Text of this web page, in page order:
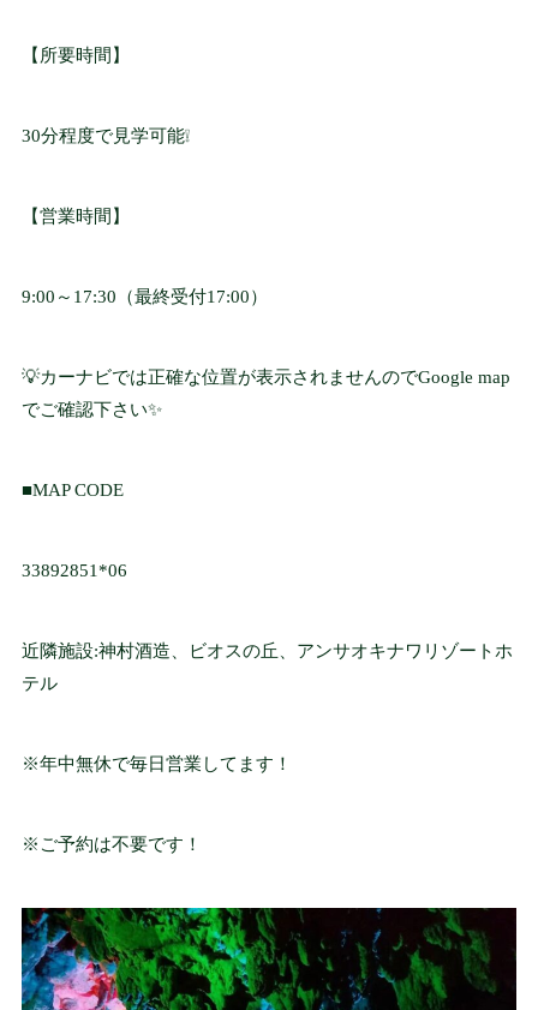
ン
NEWS
会社概要
COMPANY
お問い合わせ
ケイブマスコット
【所要時間】
30分程度で見学可能❕
【営業時間】
9:00～17:30（最終受付17:00）
💡カーナビでは正確な位置が表示されませんのでGoogle map
でご確認下さい✨
■MAP CODE
33892851*06
近隣施設:神村酒造、ビオスの丘、アンサオキナワリゾートホ
テル
※年中無休で毎日営業してます！
※ご予約は不要です！